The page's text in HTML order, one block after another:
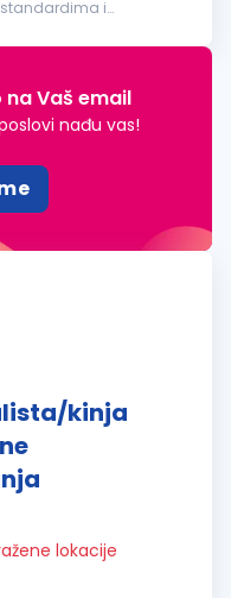
i
Vaš email
nađu vas!
kinja
lokacije